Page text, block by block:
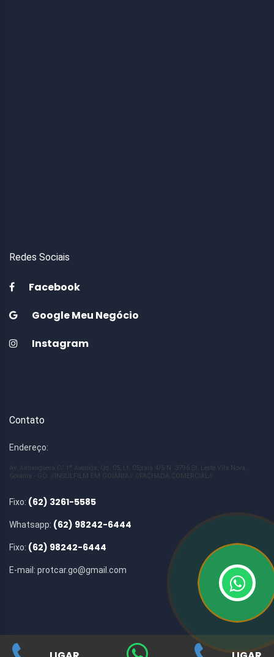
Redes Sociais
Facebook
Google Meu Negócio
Instagram
Contato
Endereço:
Av. Anhanguera C/ 1ª Avenida, Qd. 05, Lt. 05,sala 4/5 N. 3796 St. Leste Vila Nova,
Goiânia - GO. //INSULFILM EM GOIÂNIA// //FACHADA COMERCIAL//
Fixo: (62) 3261-5585
Whatsapp: (62) 98242-6444
Fixo: (62) 98242-6444
E-mail: protcar.go@gmail.com